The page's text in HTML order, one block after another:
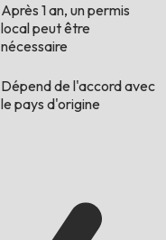
Après 1 an, un permis
local peut être
nécessaire
Dépend de l'accord avec
le pays d'origine